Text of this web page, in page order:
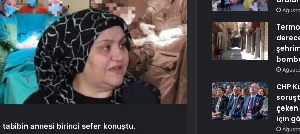
tabibin annesi birinci sefer konuştu.
CHP
çeken
için